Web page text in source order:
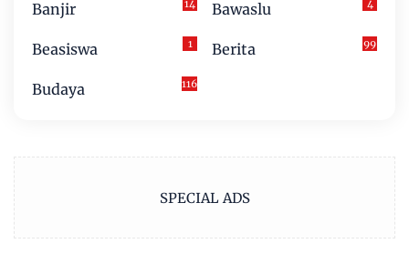
Banjir 14 Bawaslu 4
Beasiswa 1 Berita 99
Budaya 116
SPECIAL ADS